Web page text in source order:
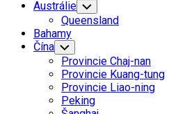
Austrálie Toggle
Child
Menu
Queensland
Bahamy
Čína Toggle
Child
Menu
Provincie Chaj-nan
Provincie Kuang-tung
Provincie Liao-ning
Peking